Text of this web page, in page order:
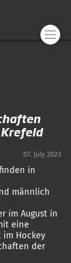
07. July 2023
in
männlich
im August in
eine
Hockey
der